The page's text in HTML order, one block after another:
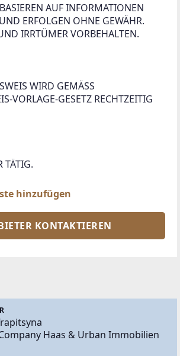
AUF INFORMATIONEN
ERFOLGEN OHNE GEWÄHR.
IRRTÜMER VORBEHALTEN.
WIRD GEMÄSS
VORLAGE-GESETZ RECHTZEITIG
hinzufügen
KONTAKTIEREN
Haas & Urban Immobilien